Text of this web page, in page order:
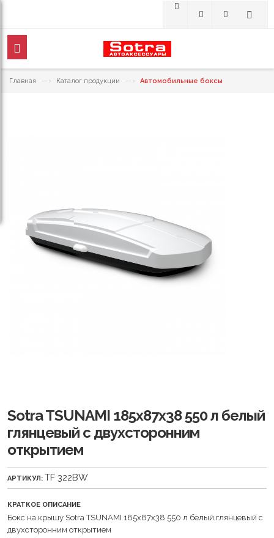
Главная —› Каталог продукции —› Автомобильные боксы
Sotra TSUNAMI 185х87х38 550 л белый
глянцевый с двухсторонним
открытием
АРТИКУЛ: TF 322BW
КРАТКОЕ ОПИСАНИЕ
Бокс на крышу Sotra TSUNAMI 185х87х38 550 л белый глянцевый с
двухсторонним открытием